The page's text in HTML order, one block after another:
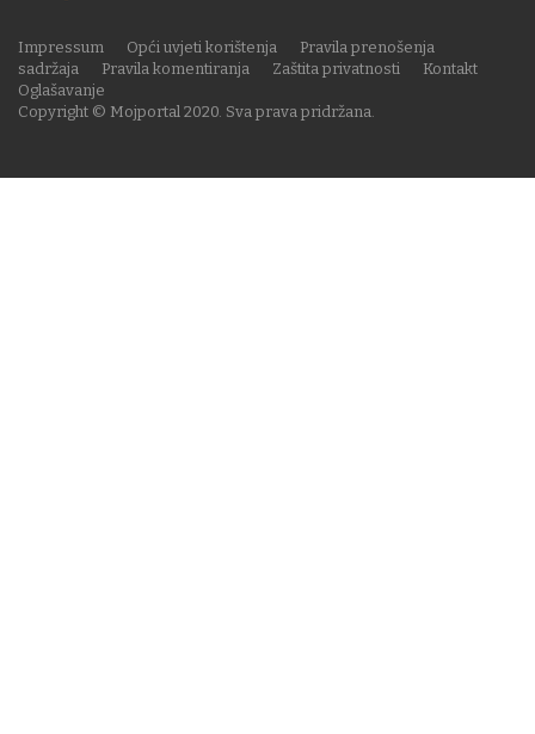
Copyright © Mojportal 2020. Sva prava pridržana.
Impressum Opći uvjeti korištenja
Pravila prenošenja
sadržaja
Pravila komentiranja Zaštita privatnosti
Kontakt
Oglašavanje